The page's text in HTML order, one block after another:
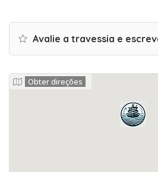
Avalie a travessia e
Obter direções